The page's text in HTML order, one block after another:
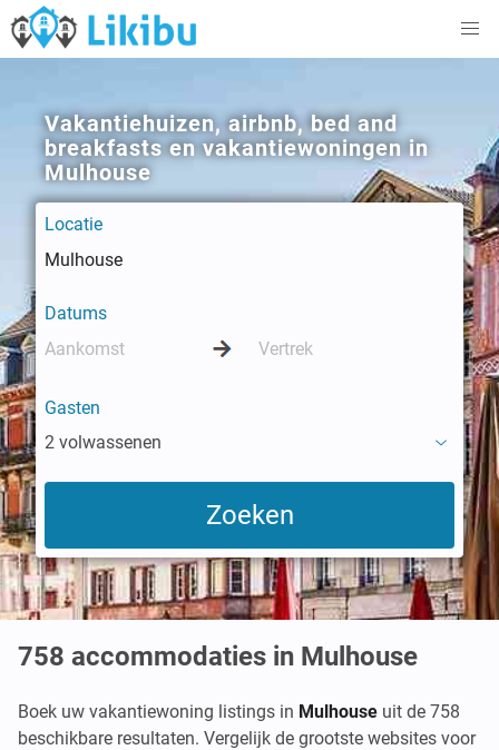
Vakantiehuizen, airbnb, bed and
breakfasts en vakantiewoningen in
Mulhouse
Locatie
Datums
Gasten
2 volwassenen
758 accommodaties in Mulhouse
Boek uw vakantiewoning listings in Mulhouse uit de 758
beschikbare resultaten. Vergelijk de grootste websites voor